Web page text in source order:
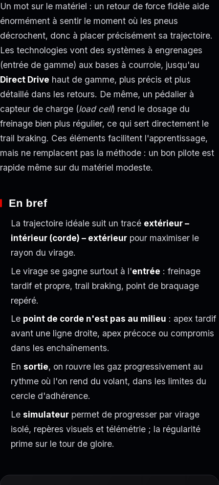
Un mot sur le matériel : un retour de force fidèle aide
énormément à sentir le moment où les pneus
décrochent, donc à placer précisément sa trajectoire.
Les technologies vont des systèmes à engrenages
(entrée de gamme) aux bases à courroie, jusqu'au
Direct Drive haut de gamme, plus précis et plus
détaillé dans les retours. De même, un pédalier à
capteur de charge (load cell) rend le dosage du
freinage bien plus régulier, ce qui sert directement le
trail braking. Ces éléments facilitent l'apprentissage,
mais ne remplacent pas la méthode : un bon pilote est
rapide même sur du matériel modeste.
En bref
La trajectoire idéale suit un tracé extérieur –
intérieur (corde) – extérieur pour maximiser le
rayon du virage.
Le virage se gagne surtout à l'entrée : freinage
tardif et propre, trail braking, point de braquage
repéré.
Le point de corde n'est pas au milieu : apex tardif
avant une ligne droite, apex précoce ou compromis
dans les enchaînements.
Ensortie, on rouvre les gaz progressivement au
rythme où l'on rend du volant, dans les limites du
cercle d'adhérence.
Lesimulateur permet de progresser par virage
isolé, repères visuels et télémétrie ; la régularité
prime sur le tour de gloire.